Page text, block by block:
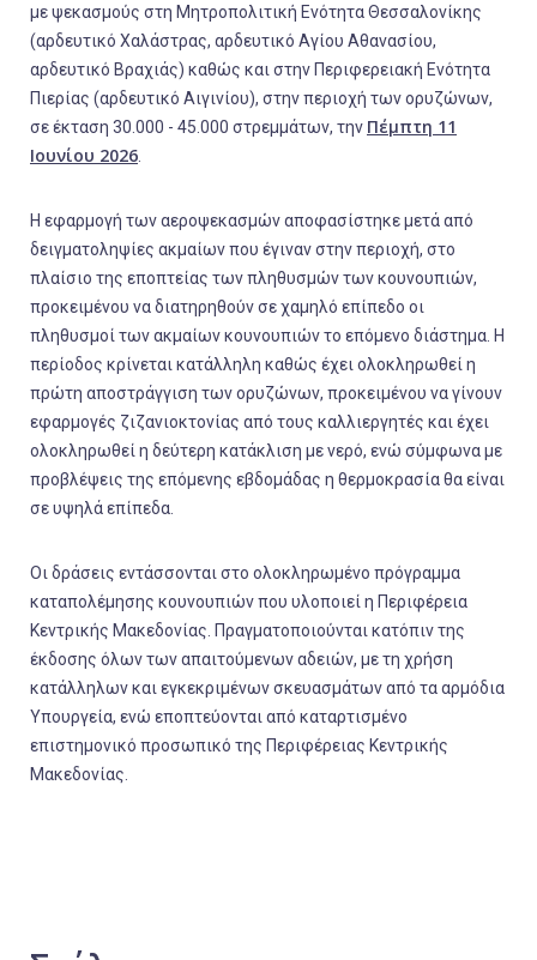
με ψεκασμούς στη Μητροπολιτική Ενότητα Θεσσαλονίκης
(αρδευτικό Χαλάστρας, αρδευτικό Αγίου Αθανασίου,
αρδευτικό Βραχιάς) καθώς και στην Περιφερειακή Ενότητα
Πιερίας (αρδευτικό Αιγινίου), στην περιοχή των ορυζώνων,
σε έκταση 30.000 - 45.000 στρεμμάτων, την Πέμπτη 11
Ιουνίου 2026
Η εφαρμογή των αεροψεκασμών αποφασίστηκε μετά από
δειγματοληψίες ακμαίων που έγιναν στην περιοχή, στο
πλαίσιο της εποπτείας των πληθυσμών των κουνουπιών,
προκειμένου να διατηρηθούν σε χαμηλό επίπεδο οι
πληθυσμοί των ακμαίων κουνουπιών το επόμενο διάστημα. Η
περίοδος κρίνεται κατάλληλη καθώς έχει ολοκληρωθεί η
πρώτη αποστράγγιση των ορυζώνων, προκειμένου να γίνουν
εφαρμογές ζιζανιοκτονίας από τους καλλιεργητές και έχει
ολοκληρωθεί η δεύτερη κατάκλιση με νερό, ενώ σύμφωνα με
προβλέψεις της επόμενης εβδομάδας η θερμοκρασία θα είναι
σε υψηλά επίπεδα.
Οι δράσεις εντάσσονται στο ολοκληρωμένο πρόγραμμα
καταπολέμησης κουνουπιών που υλοποιεί η Περιφέρεια
Κεντρικής Μακεδονίας. Πραγματοποιούνται κατόπιν της
έκδοσης όλων των απαιτούμενων αδειών, με τη χρήση
κατάλληλων και εγκεκριμένων σκευασμάτων από τα αρμόδια
Υπουργεία, ενώ εποπτεύονται από καταρτισμένο
επιστημονικό προσωπικό της Περιφέρειας Κεντρικής
Μακεδονίας.